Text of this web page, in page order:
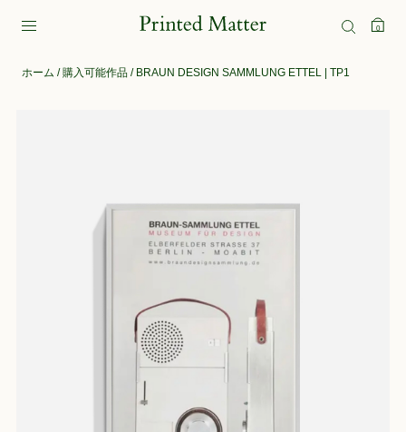
0
ホーム /購入可能作品/ BRAUN DESIGN SAMMLUNG ETTEL | TP1